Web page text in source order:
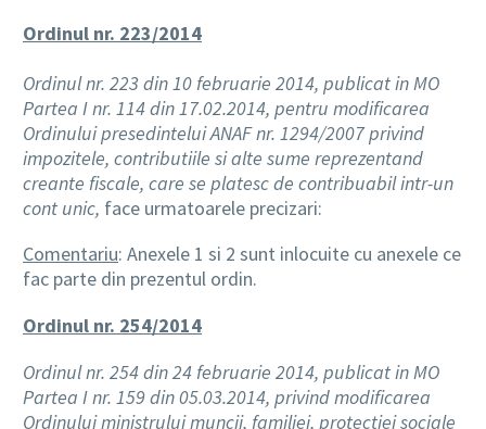
Ordinul nr. 223/2014
Ordinul nr. 223 din 10 februarie 2014, publicat in MO
Partea I nr. 114 din 17.02.2014, pentru modificarea
Ordinului presedintelui ANAF nr. 1294/2007 privind
impozitele, contributiile si alte sume reprezentand
creante fiscale, care se platesc de contribuabil intr-un
cont unic, face urmatoarele precizari:
Comentariu: Anexele 1 si 2 sunt inlocuite cu anexele ce
fac parte din prezentul ordin.
Ordinul nr. 254/2014
Ordinul nr. 254 din 24 februarie 2014, publicat in MO
Partea I nr. 159 din 05.03.2014, privind modificarea
Ordinului ministrului muncii, familiei, protectiei sociale